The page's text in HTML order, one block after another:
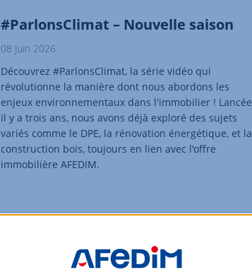
#ParlonsClimat – Nouvelle saison
08 Juin 2026
Découvrez #ParlonsClimat, la série vidéo qui
révolutionne la manière dont nous abordons les
enjeux environnementaux dans l'immobilier ! Lancée
il y a trois ans, nous avons déjà exploré des sujets
variés comme le DPE, la rénovation énergétique, et la
construction bois, toujours en lien avec l'offre
immobilière AFEDIM.